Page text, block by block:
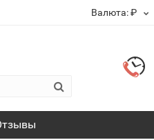
Валюта:₽